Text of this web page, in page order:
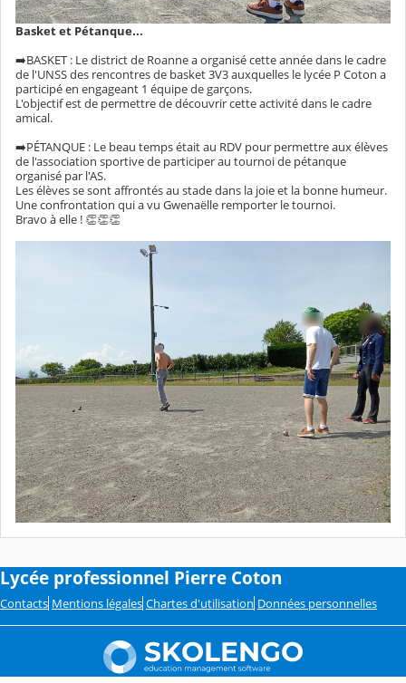
Basket et Pétanque...
➡️BASKET : Le district de Roanne a organisé cette année dans le cadre
de l'UNSS des rencontres de basket 3V3 auxquelles le lycée P Coton a
participé en engageant 1 équipe de garçons.
L'objectif est de permettre de découvrir cette activité dans le cadre
amical.
➡️PÉTANQUE : Le beau temps était au RDV pour permettre aux élèves
de l'association sportive de participer au tournoi de pétanque
organisé par l'AS.
Les élèves se sont affrontés au stade dans la joie et la bonne humeur.
Une confrontation qui a vu Gwenaëlle remporter le tournoi.
Bravo à elle ! 👏👏👏
Lycée professionnel Pierre Coton
Contacts Mentions légales Chartes d'utilisation Données personnelles